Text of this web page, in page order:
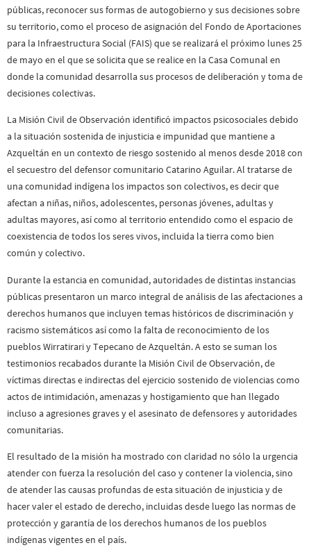
públicas, reconocer sus formas de autogobierno y sus decisiones sobre
su territorio, como el proceso de asignación del Fondo de Aportaciones
para la Infraestructura Social (FAIS) que se realizará el próximo lunes 25
de mayo en el que se solicita que se realice en la Casa Comunal en
donde la comunidad desarrolla sus procesos de deliberación y toma de
decisiones colectivas.
La Misión Civil de Observación identificó impactos psicosociales debido
a la situación sostenida de injusticia e impunidad que mantiene a
Azqueltán en un contexto de riesgo sostenido al menos desde 2018 con
el secuestro del defensor comunitario Catarino Aguilar. Al tratarse de
una comunidad indígena los impactos son colectivos, es decir que
afectan a niñas, niños, adolescentes, personas jóvenes, adultas y
adultas mayores, así como al territorio entendido como el espacio de
coexistencia de todos los seres vivos, incluida la tierra como bien
común y colectivo.
Durante la estancia en comunidad, autoridades de distintas instancias
públicas presentaron un marco integral de análisis de las afectaciones a
derechos humanos que incluyen temas históricos de discriminación y
racismo sistemáticos así como la falta de reconocimiento de los
pueblos Wirratirari y Tepecano de Azqueltán. A esto se suman los
testimonios recabados durante la Misión Civil de Observación, de
víctimas directas e indirectas del ejercicio sostenido de violencias como
actos de intimidación, amenazas y hostigamiento que han llegado
incluso a agresiones graves y el asesinato de defensores y autoridades
comunitarias.
El resultado de la misión ha mostrado con claridad no sólo la urgencia
atender con fuerza la resolución del caso y contener la violencia, sino
de atender las causas profundas de esta situación de injusticia y de
hacer valer el estado de derecho, incluidas desde luego las normas de
protección y garantía de los derechos humanos de los pueblos
indígenas vigentes en el país.